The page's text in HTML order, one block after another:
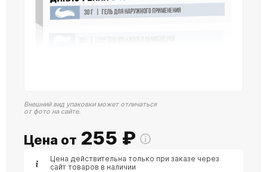
Внешний вид упаковки может отличаться
от фото на сайте.
Цена от 255 ₽
Цена действительна только при заказе через
сайт товаров в наличии